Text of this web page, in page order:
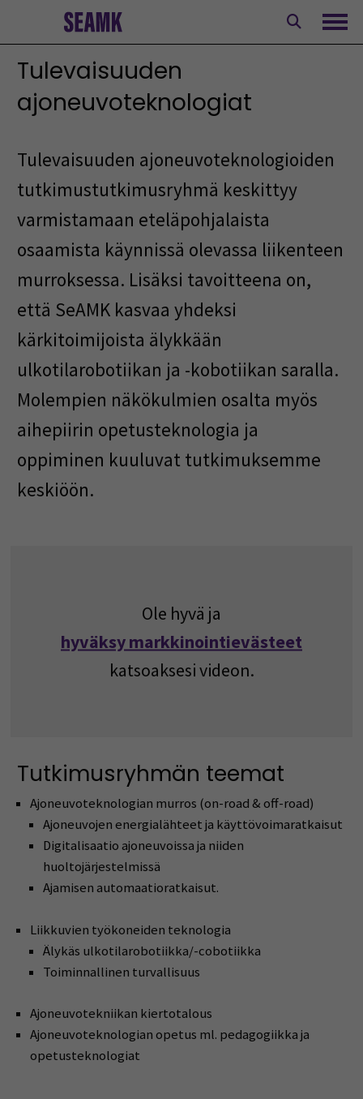
Tulevaisuuden
ajoneuvoteknologiat
Tulevaisuuden ajoneuvoteknologioiden
tutkimustutkimusryhmä keskittyy
varmistamaan eteläpohjalaista
osaamista käynnissä olevassa liikenteen
murroksessa. Lisäksi tavoitteena on,
että SeAMK kasvaa yhdeksi
kärkitoimijoista älykkään
ulkotilarobotiikan ja -kobotiikan saralla.
Molempien näkökulmien osalta myös
aihepiirin opetusteknologia ja
oppiminen kuuluvat tutkimuksemme
keskiöön.
Ole hyvä ja
hyväksy markkinointievästeet
katsoaksesi videon.
Tutkimusryhmän teemat
Ajoneuvoteknologian murros (on-road & off-road)
Ajoneuvojen energialähteet ja käyttövoimaratkaisut
Digitalisaatio ajoneuvoissa ja niiden
huoltojärjestelmissä
Ajamisen automaatioratkaisut.
Liikkuvien työkoneiden teknologia
Älykäs ulkotilarobotiikka/-cobotiikka
Toiminnallinen turvallisuus
Ajoneuvotekniikan kiertotalous
Ajoneuvoteknologian opetus ml. pedagogiikka ja
opetusteknologiat